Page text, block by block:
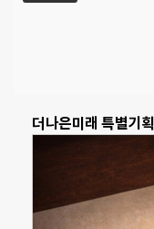
더나은미래 특별기획